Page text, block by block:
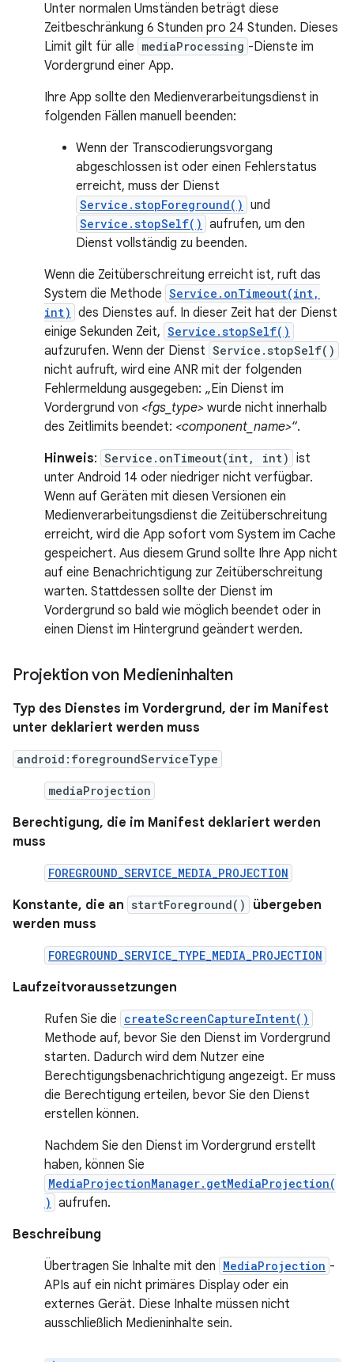
Unter normalen Umständen beträgt diese
Zeitbeschränkung 6 Stunden pro 24 Stunden. Dieses
Limit gilt für alle mediaProcessing -Dienste im
Vordergrund einer App.
Ihre App sollte den Medienverarbeitungsdienst in
folgenden Fällen manuell beenden:
Wenn der Transcodierungsvorgang
abgeschlossen ist oder einen Fehlerstatus
erreicht, muss der Dienst
Service.stopForeground() und
Service.stopSelf() aufrufen, um den
Dienst vollständig zu beenden.
Wenn die Zeitüberschreitung erreicht ist, ruft das
System die Methode Service.onTimeout(int,
int) des Dienstes auf. In dieser Zeit hat der Dienst
einige Sekunden Zeit, Service.stopSelf()
aufzurufen. Wenn der Dienst Service.stopSelf()
nicht aufruft, wird eine ANR mit der folgenden
Fehlermeldung ausgegeben: „Ein Dienst im
Vordergrund von <fgs_type> wurde nicht innerhalb
des Zeitlimits beendet: <component_name>“.
Hinweis: Service.onTimeout(int, int) ist
unter Android 14 oder niedriger nicht verfügbar.
Wenn auf Geräten mit diesen Versionen ein
Medienverarbeitungsdienst die Zeitüberschreitung
erreicht, wird die App sofort vom System im Cache
gespeichert. Aus diesem Grund sollte Ihre App nicht
auf eine Benachrichtigung zur Zeitüberschreitung
warten. Stattdessen sollte der Dienst im
Vordergrund so bald wie möglich beendet oder in
einen Dienst im Hintergrund geändert werden.
Projektion von Medieninhalten
Typ des Dienstes im Vordergrund, der im Manifest
unter deklariert werden muss
android:foregroundServiceType
mediaProjection
Berechtigung, die im Manifest deklariert werden
muss
FOREGROUND_SERVICE_MEDIA_PROJECTION
Konstante, die an startForeground()
übergeben
werden muss
FOREGROUND_SERVICE_TYPE_MEDIA_PROJECTION
Laufzeitvoraussetzungen
Rufen Sie die createScreenCaptureIntent()
Methode auf, bevor Sie den Dienst im Vordergrund
starten. Dadurch wird dem Nutzer eine
Berechtigungsbenachrichtigung angezeigt. Er muss
die Berechtigung erteilen, bevor Sie den Dienst
erstellen können.
Nachdem Sie den Dienst im Vordergrund erstellt
haben, können Sie
MediaProjectionManager.getMediaProjection(
) aufrufen.
Beschreibung
Übertragen Sie Inhalte mit den MediaProjection -
APIs auf ein nicht primäres Display oder ein
externes Gerät. Diese Inhalte müssen nicht
ausschließlich Medieninhalte sein.